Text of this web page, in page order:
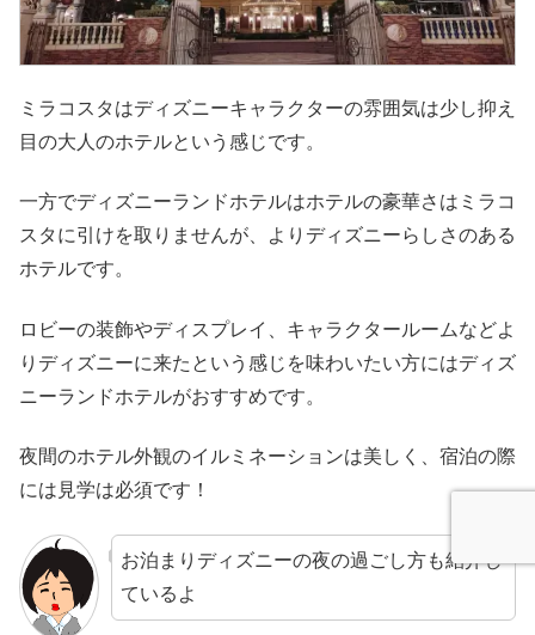
ミラコスタはディズニーキャラクターの雰囲気は少し抑え
目の大人のホテルという感じです。
一方でディズニーランドホテルはホテルの豪華さはミラコ
スタに引けを取りませんが、よりディズニーらしさのある
ホテルです。
ロビーの装飾やディスプレイ、キャラクタールームなどよ
りディズニーに来たという感じを味わいたい方にはディズ
ニーランドホテルがおすすめです。
夜間のホテル外観のイルミネーションは美しく、宿泊の際
には見学は必須です！
お泊まりディズニーの夜の過ごし方も紹介し
ているよ